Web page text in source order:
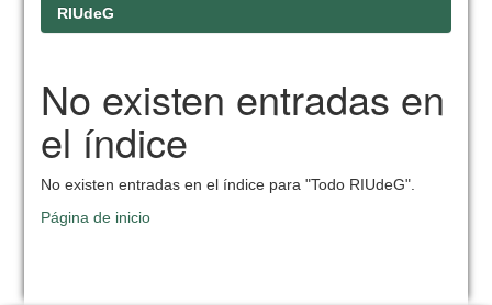
RIUdeG
No existen entradas en
el índice
No existen entradas en el índice para "Todo RIUdeG".
Página de inicio